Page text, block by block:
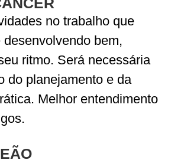
no trabalho que
desenvolvendo bem,
ritmo. Será necessária
do planejamento e da
Melhor entendimento